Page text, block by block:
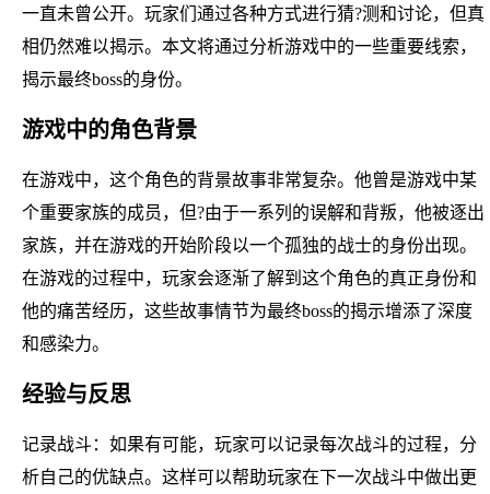
一直未曾公开。玩家们通过各种方式进行猜?测和讨论，但真
相仍然难以揭示。本文将通过分析游戏中的一些重要线索，
揭示最终boss的身份。
游戏中的角色背景
在游戏中，这个角色的背景故事非常复杂。他曾是游戏中某
个重要家族的成员，但?由于一系列的误解和背叛，他被逐出
家族，并在游戏的开始阶段以一个孤独的战士的身份出现。
在游戏的过程中，玩家会逐渐了解到这个角色的真正身份和
他的痛苦经历，这些故事情节为最终boss的揭示增添了深度
和感染力。
经验与反思
记录战斗：如果有可能，玩家可以记录每次战斗的过程，分
析自己的优缺点。这样可以帮助玩家在下一次战斗中做出更